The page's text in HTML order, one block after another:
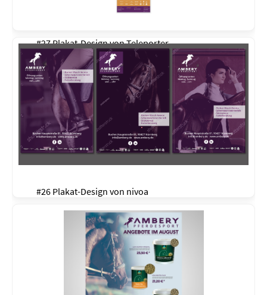
#27 Plakat-Design vonTeleporter
#26 Plakat-Design von nivoa